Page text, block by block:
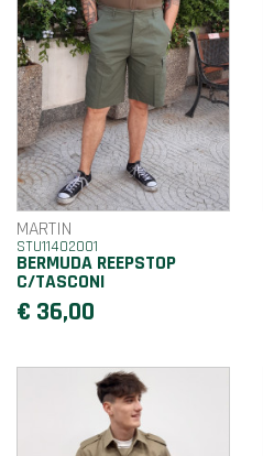
MARTIN
STU11402001
BERMUDA REEPSTOP
C/TASCONI
€ 36,00